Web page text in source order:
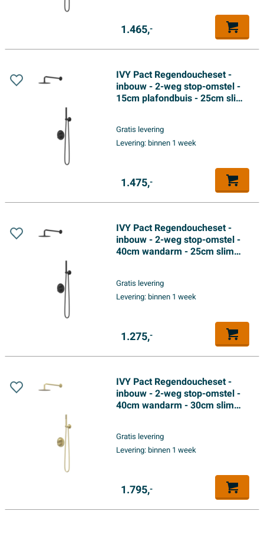
1.465,-
IVY Pact Regendoucheset -
inbouw - 2-weg stop-omstel -
15cm plafondbuis - 25cm slim
doucheslang - 3-standen
handdouche - Mat zwart PED
Gratis levering
Levering:binnen 1 week
1.475,-
IVY Pact Regendoucheset -
inbouw - 2-weg stop-omstel -
40cm wandarm - 25cm slim
doucheslang - staafmodel
handdouche - Mat zwart PED
Gratis levering
Levering:binnen 1 week
1.275,-
IVY Pact Regendoucheset -
inbouw - 2-weg stop-omstel -
40cm wandarm - 30cm slim
doucheslang - satin spray
handdouche - Geborsteld mat
Gratis levering
Levering:binnen 1 week
1.795,-